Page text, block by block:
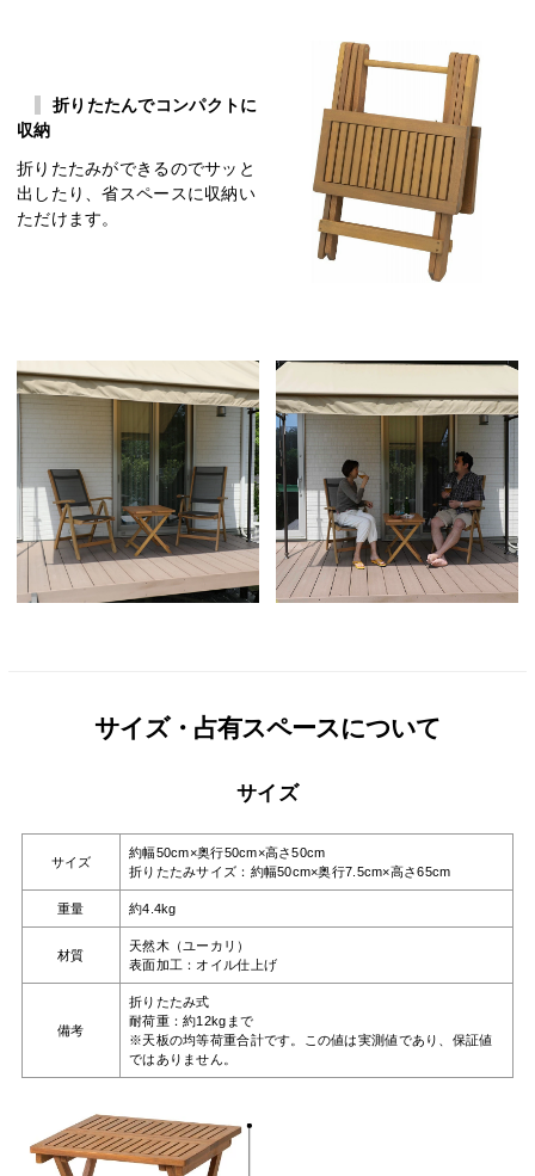
折りたたんでコンパクトに
収納
折りたたみができるのでサッと
出したり、省スペースに収納い
ただけます。
サイズ・占有スペースについて
サイズ
サイズ
約幅50cm×奥行50cm×高さ50cm
折りたたみサイズ：約幅50cm×奥行7.5cm×高さ65cm
重量 約4.4kg
材質
天然木（ユーカリ）
表面加工：オイル仕上げ
備考
折りたたみ式
耐荷重：約12kgまで
※天板の均等荷重合計です。この値は実測値であり、保証値
ではありません。